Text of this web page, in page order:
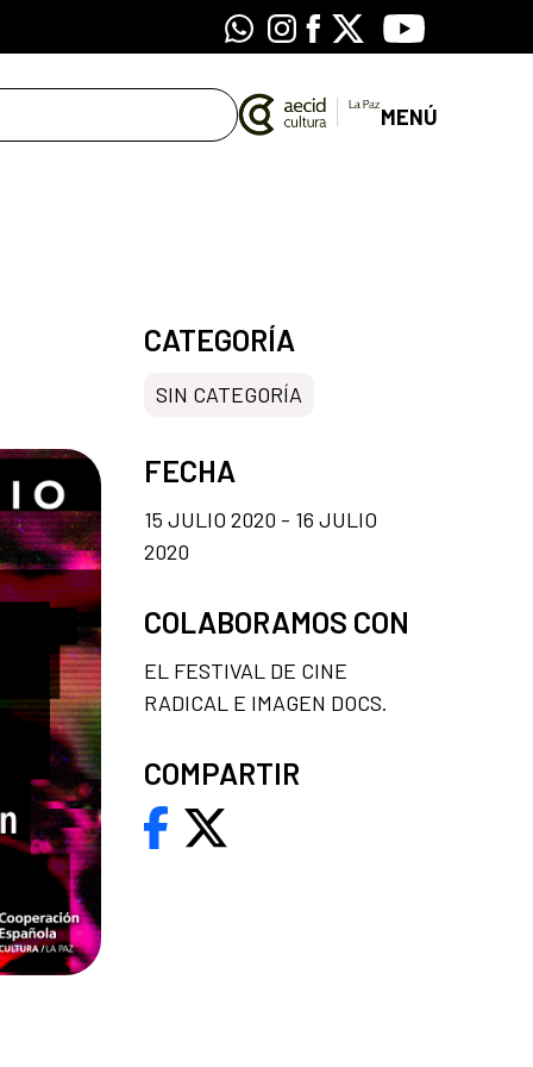
WhatsappInstagram
Facebook
X Youtube
MENÚ
CATEGORÍA
SIN CATEGORÍA
FECHA
15 JULIO 2020 - 16 JULIO
2020
COLABORAMOS CON
EL FESTIVAL DE CINE
RADICAL E IMAGEN DOCS.
COMPARTIR